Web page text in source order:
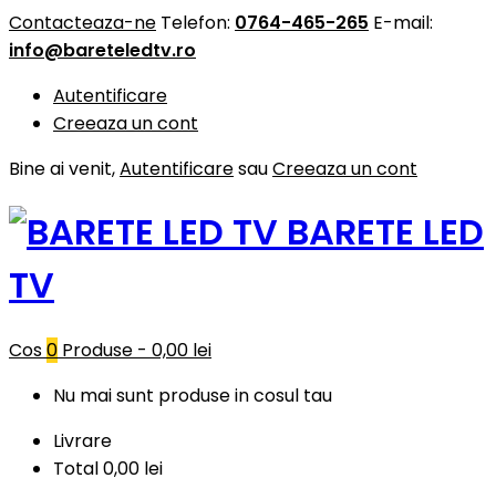
Contacteaza-ne Telefon: 0764-465-265 E-mail:
info@bareteledtv.ro
Autentificare
Creeaza un cont
Bine ai venit,AutentificaresauCreeaza un cont
BARETE LED
TV
Cos0 Produse - 0,00 lei
Nu mai sunt produse in cosul tau
Livrare
Total0,00 lei